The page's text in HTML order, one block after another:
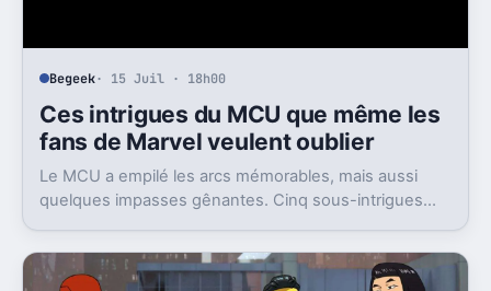
Begeek· 15 Juil · 18h00
Ces intrigues du MCU que même les
fans de Marvel veulent oublier
Le MCU a empilé les arcs mémorables, mais aussi
quelques impasses gênantes. Cinq sous-intrigues